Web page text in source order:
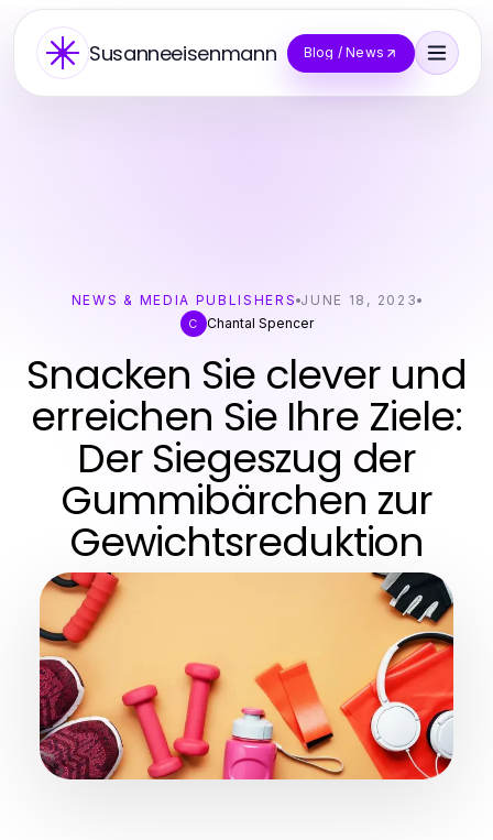
Susanneeisenmann Blog / News
NEWS & MEDIA PUBLISHERS JUNE 18, 2023
C Chantal Spencer
Snacken Sie clever und
erreichen Sie Ihre Ziele:
Der Siegeszug der
Gummibärchen zur
Gewichtsreduktion